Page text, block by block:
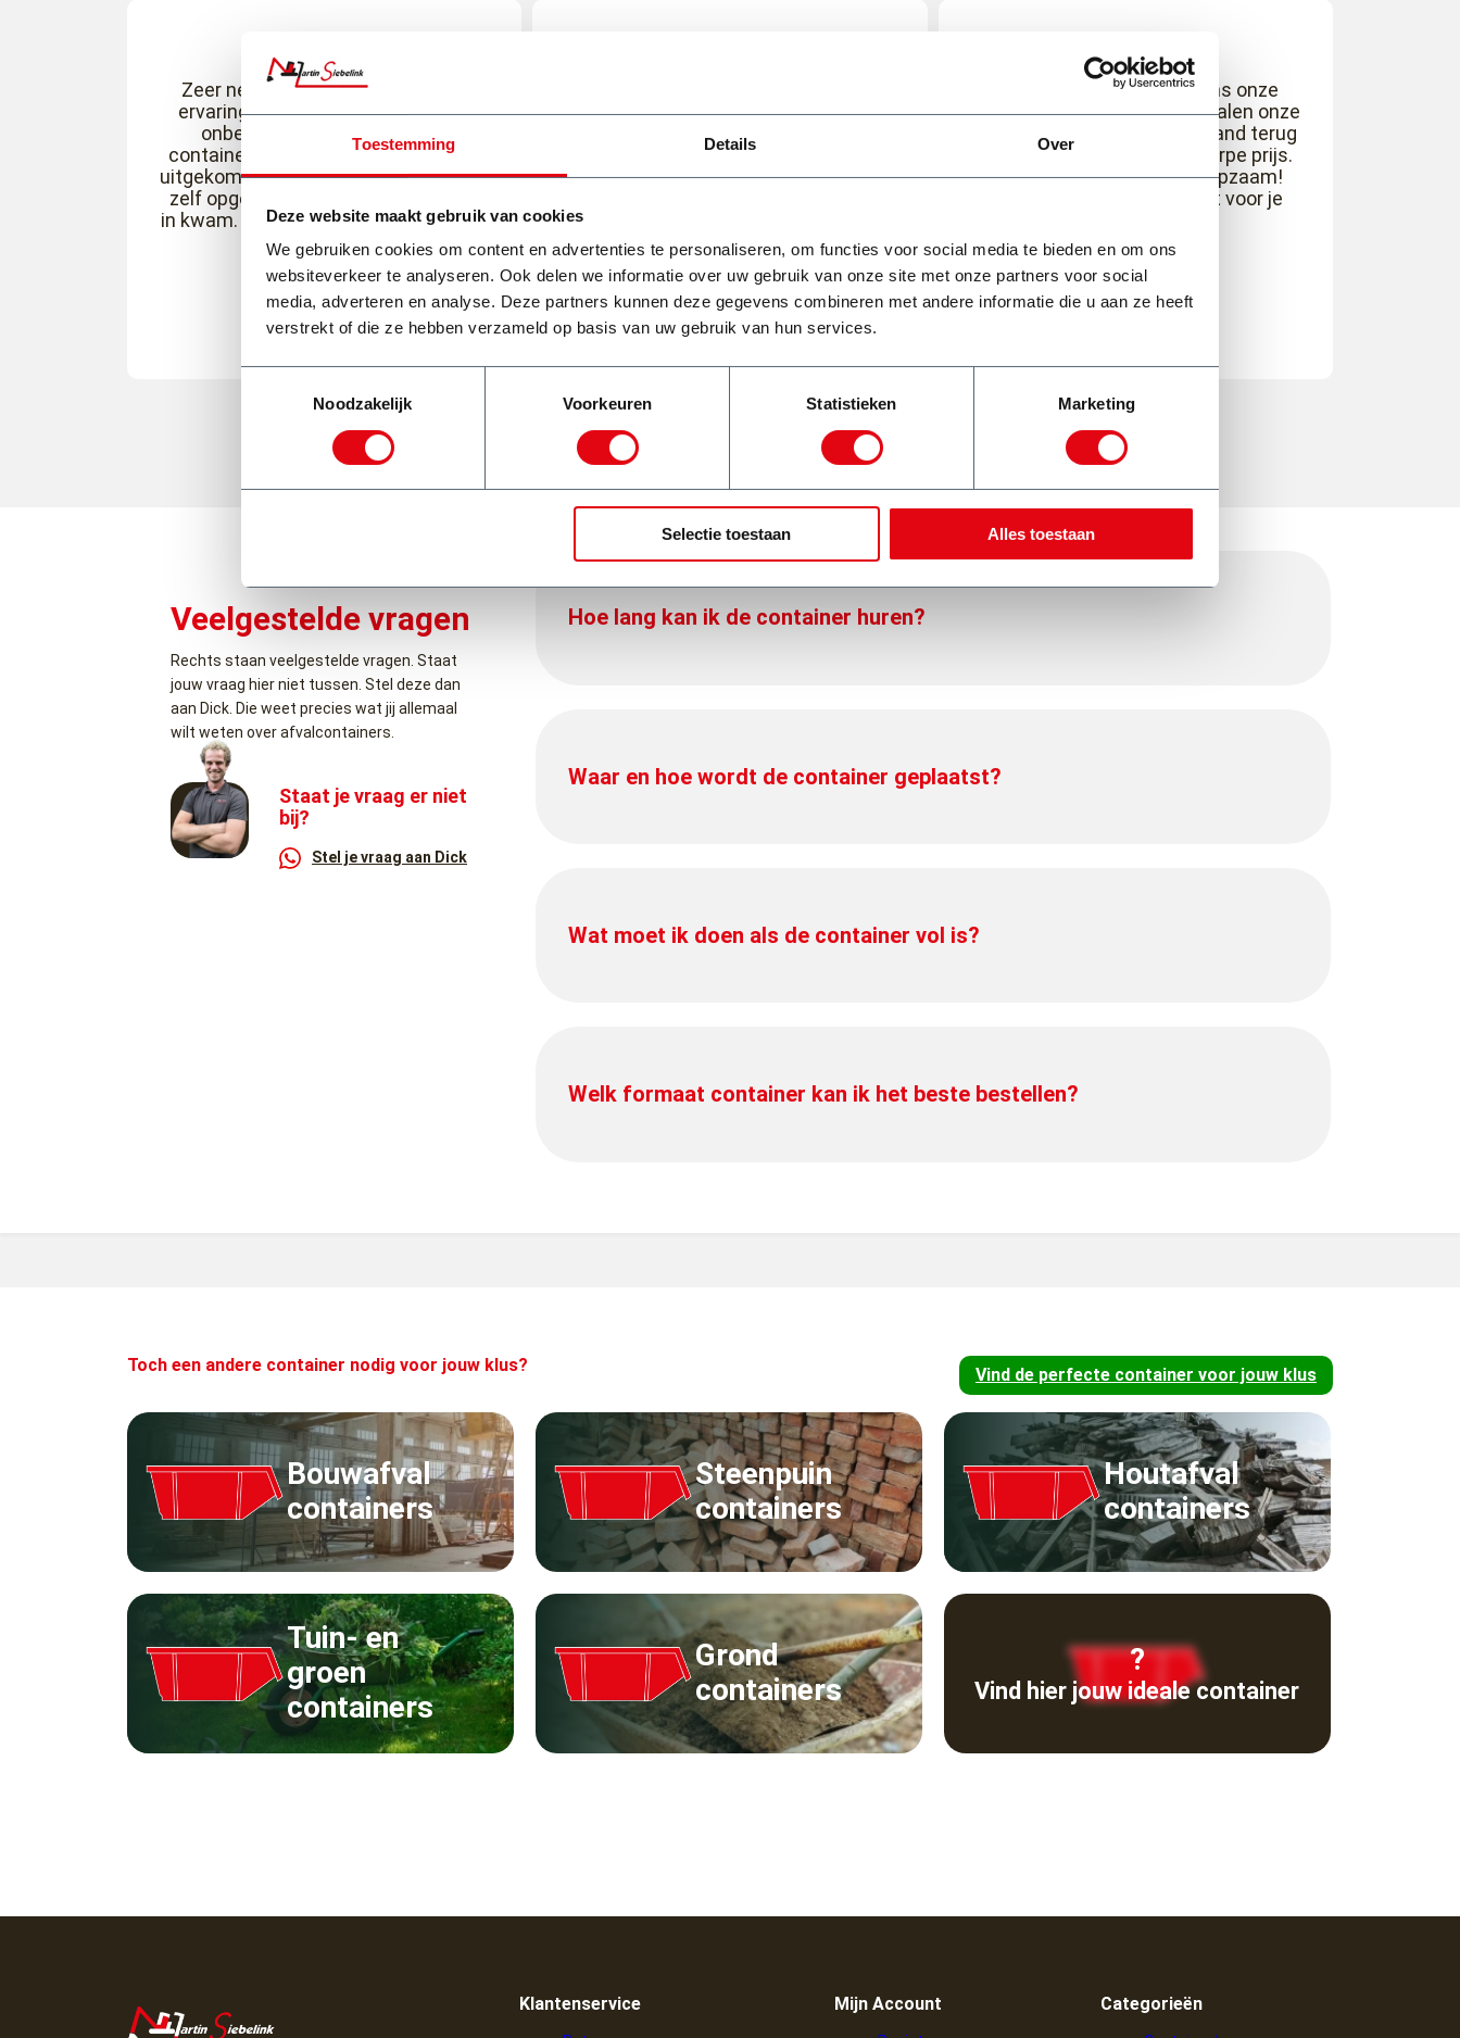
Toestemming Details Over
Deze website maakt gebruik van cookies
We gebruiken cookies om content en advertenties te personaliseren, om functies voor social media te bieden en om ons
websiteverkeer te analyseren. Ook delen we informatie over uw gebruik van onze site met onze partners voor social
media, adverteren en analyse. Deze partners kunnen deze gegevens combineren met andere informatie die u aan ze heeft
verstrekt of die ze hebben verzameld op basis van uw gebruik van hun services.
Noodzakelijk
Voorkeuren Statistieken Marketing
Selectie toestaan Alles toestaan
Zeer nette chauffeur, zeer goede
ervaring. Eerste keer werd er door
onbekend(en) andere spul in
container bak gegooid, zijn er netjes
uitgekomen (extra betalen) en daarna
zelf opgelet dat niks van anderen er
in kwam. Op tijd en komt afspraak na!
Ed Rosa
wel iets te regelen! Snel en
vakkundig!
Fantastisch bedrijf! Tijdens onze
tuinverbouwing meerdere malen onze
grond afgevoerd en nieuw zand terug
gekocht voor een zeer scherpe prijs.
Tevens zijn ze super behulpzaam!
Even geduld en alles wordt voor je
Lisette Raasing
Veelgestelde vragen
Rechts staan veelgestelde vragen. Staat
jouw vraag hier niet tussen. Stel deze dan
aan Dick. Die weet precies wat jij allemaal
wilt weten over afvalcontainers.
Staat je vraag er niet
bij?
Stel je vraag aan Dick
Hoe lang kan ik de container huren?
Waar en hoe wordt de container geplaatst?
Wat moet ik doen als de container vol is?
Welk formaat container kan ik het beste bestellen?
Toch een andere container nodig voor jouw klus? Vind de perfecte container voor jouw klus
Bouwafval
containers
Steenpuin
containers
Houtafval
containers
Tuin- en
groen
containers
Grond
containers
?
Vind hier jouw ideale container
Klantenservice Mijn Account Categorieën